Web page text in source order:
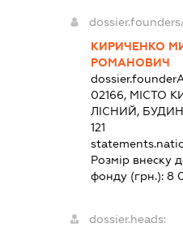
КИРИЧЕНКО
РОМАНОВИЧ
02166, МІСТО
ЛІСНИЙ,
121
Розмір внеску
фонду (грн.):8
dossier.heads: